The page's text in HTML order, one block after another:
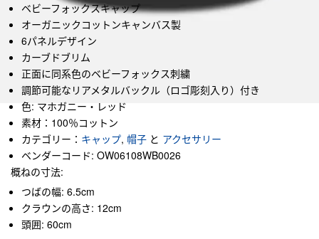
ベビーフォックスキャップ
オーガニックコットンキャンバス製
6パネルデザイン
カーブドブリム
正面に同系色のベビーフォックス刺繍
調節可能なリアメタルバックル（ロゴ彫刻入り）付き
色: マホガニー・レッド
素材：100％コットン
カテゴリー： キャップ, 帽子 と アクセサリー
ベンダーコード: OW06108WB0026
概ねの寸法:
つばの幅: 6.5cm
クラウンの高さ: 12cm
頭囲: 60cm